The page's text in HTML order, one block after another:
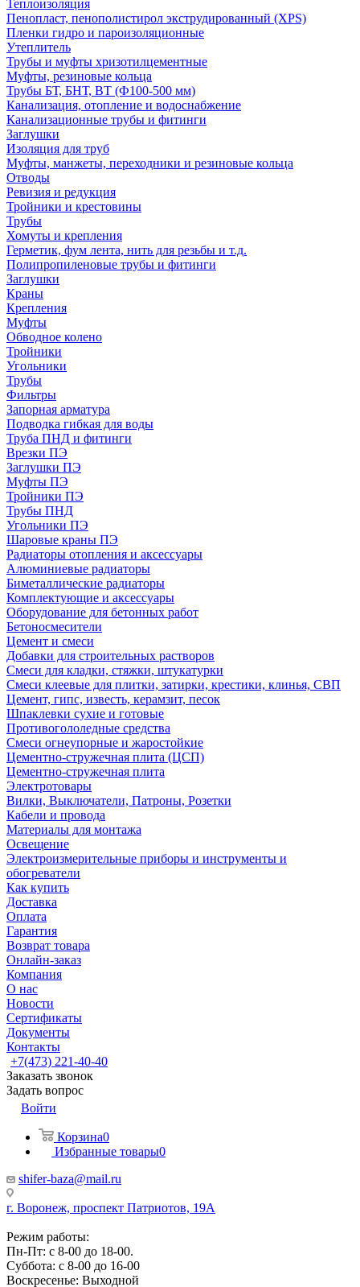
Теплоизоляция
Пенопласт, пенополистирол экструдированный (XPS)
Пленки гидро и пароизоляционные
Утеплитель
Трубы и муфты хризотилцементные
Муфты, резиновые кольца
Трубы БТ, БНТ, ВТ (Ф100-500 мм)
Канализация, отопление и водоснабжение
Канализационные трубы и фитинги
Заглушки
Изоляция для труб
Муфты, манжеты, переходники и резиновые кольца
Отводы
Ревизия и редукция
Тройники и крестовины
Трубы
Хомуты и крепления
Герметик, фум лента, нить для резьбы и т.д.
Полипропиленовые трубы и фитинги
Заглушки
Краны
Крепления
Муфты
Обводное колено
Тройники
Угольники
Трубы
Фильтры
Запорная арматура
Подводка гибкая для воды
Труба ПНД и фитинги
Врезки ПЭ
Заглушки ПЭ
Муфты ПЭ
Тройники ПЭ
Трубы ПНД
Угольники ПЭ
Шаровые краны ПЭ
Радиаторы отопления и аксессуары
Алюминиевые радиаторы
Биметаллические радиаторы
Комплектующие и аксессуары
Оборудование для бетонных работ
Бетоносмесители
Цемент и смеси
Добавки для строительных растворов
Смеси для кладки, стяжки, штукатурки
Смеси клеевые для плитки, затирки, крестики, клинья, СВП
Цемент, гипс, известь, керамзит, песок
Шпаклевки сухие и готовые
Противогололедные средства
Смеси огнеупорные и жаростойкие
Цементно-стружечная плита (ЦСП)
Цементно-стружечная плита
Электротовары
Вилки, Выключатели, Патроны, Розетки
Кабели и провода
Материалы для монтажа
Освещение
Электроизмерительные приборы и инструменты и
обогреватели
Как купить
Доставка
Оплата
Гарантия
Возврат товара
Онлайн-заказ
Компания
О нас
Новости
Сертификаты
Документы
Контакты
+7(473) 221-40-40
Заказать звонок
Задать вопрос
Войти
Корзина0
Избранные товары0
shifer-baza@mail.ru
г. Воронеж, проспект Патриотов, 19А
Режим работы:
Пн-Пт: с 8-00 до 18-00.
Суббота: с 8-00 до 16-00
Воскресенье: Выходной